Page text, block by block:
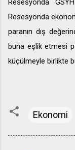
Resesyonda
Resesyonda
paranın dış
buna eşlik etmesi
küçülmeyle birlikte
Ekonomi